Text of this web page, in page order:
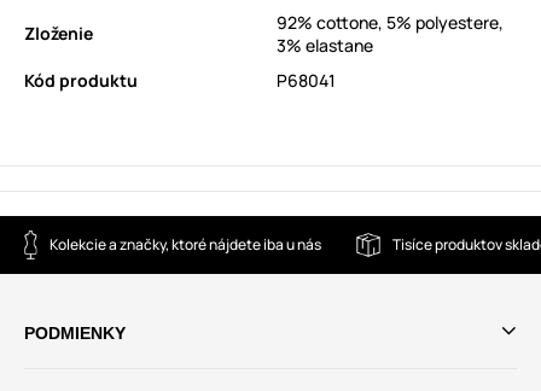
Zloženie
92% cottone, 5% polyestere,
3% elastane
Kód produktu
P68041
Kolekcie a značky, ktoré nájdete iba u nás Tisíce produktov
PODMIENKY